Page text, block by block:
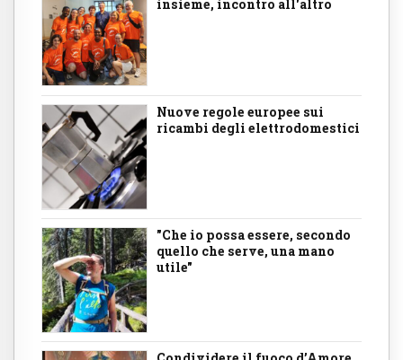
insieme, incontro all'altro
Nuove regole europee sui
ricambi degli elettrodomestici
"Che io possa essere, secondo
quello che serve, una mano
utile"